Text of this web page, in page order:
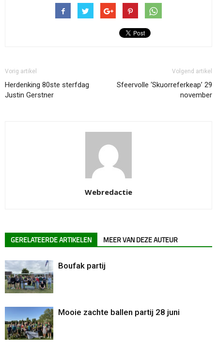
Vorig artikel
Herdenking 80ste sterfdag
Justin Gerstner
Volgend artikel
Sfeervolle ‘Skuorreferkeap’ 29
november
Webredactie
GERELATEERDE ARTIKELEN MEER VAN DEZE AUTEUR
Boufak partij
Mooie zachte ballen partij 28 juni